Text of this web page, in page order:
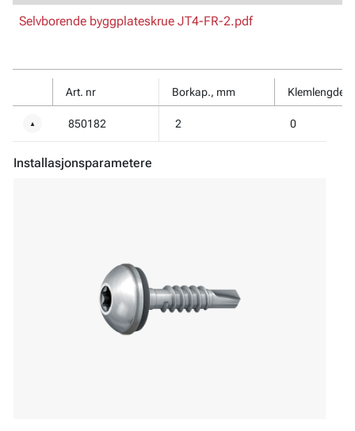
Selvborende byggplateskrue JT4-FR-2.pdf
Art. nr Borkap., mm Klemlengde,
▼ 850182 2 0
Installasjonsparametere